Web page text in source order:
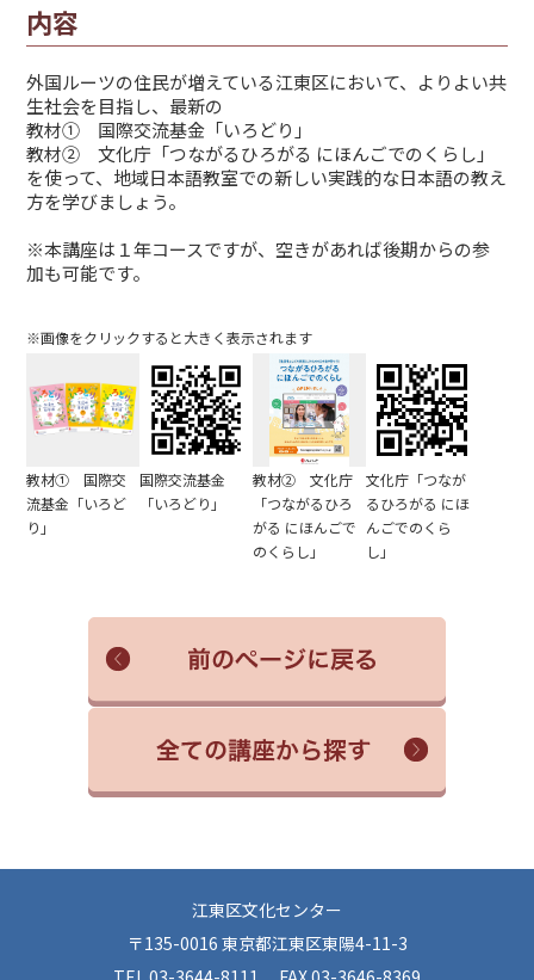
内容
外国ルーツの住民が増えている江東区において、よりよい共
生社会を目指し、最新の
教材① 国際交流基金「いろどり」
教材② 文化庁「つながるひろがる にほんごでのくらし」
を使って、地域日本語教室での新しい実践的な日本語の教え
方を学びましょう。
※本講座は１年コースですが、空きがあれば後期からの参
加も可能です。
※画像をクリックすると大きく表示されます
教材① 国際交
流基金「いろど
り」
国際交流基金
「いろどり」
教材② 文化庁
「つながるひろ
がる にほんごで
のくらし」
文化庁「つなが
るひろがる にほ
んごでのくら
し」
江東区文化センター
〒135-0016 東京都江東区東陽4-11-3